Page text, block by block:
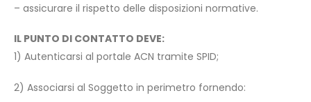
– assicurare il rispetto delle disposizioni normative.
IL PUNTO DI CONTATTO DEVE:
1) Autenticarsi al portale ACN tramite SPID;
2) Associarsi al Soggetto in perimetro fornendo: